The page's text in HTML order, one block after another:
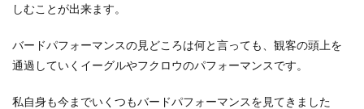
しむことが出来ます。
バードパフォーマンスの見どころは何と言っても、観客の頭上を
通過していくイーグルやフクロウのパフォーマンスです。
私自身も今までいくつもバードパフォーマンスを見てきました